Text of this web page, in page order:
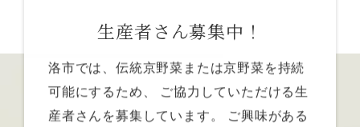
生産者さん募集中！
洛市では、伝統京野菜または京野菜を持続
可能にするため、
ご協力していただける生
産者さんを募集しています。
ご興味がある